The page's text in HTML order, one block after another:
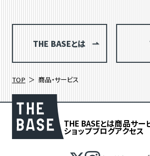
THE BASEとは
TOP 商品・サービス
THE BASEとは商品サー
ショップブログアクセス